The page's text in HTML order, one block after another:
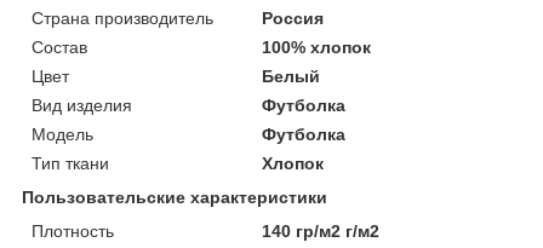
Страна производитель
Россия
Состав
100% хлопок
Цвет
Белый
Вид изделия
Футболка
Мoдель
Футболка
Тип ткани
Хлопок
Пользовательские характеристики
Плотность
140 гр/м2 г/м2